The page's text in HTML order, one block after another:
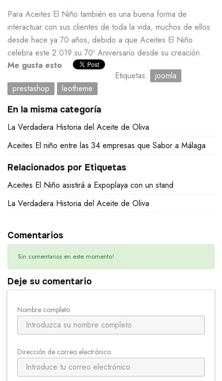
Para Aceites El Niño también es una buena forma de
interactuar con sus clientes de toda la vida, muchos de ellos
desde hace ya 70 años, debido a que Aceites El Niño
celebra este 2.019 su 70º Aniversario desde su creación.
Me gusta esto
Etiquetas:
joomla
prestashop
leotheme
En la misma categoría
La Verdadera Historia del Aceite de Oliva
Aceites El niño entre las 34 empresas que Sabor a Málaga
Relacionados por Etiquetas
Aceites El Niño asistirá a Expoplaya con un stand
La Verdadera Historia del Aceite de Oliva
Comentarios
Sin comentarios en este momento!
Deje su comentario
Nombre completo
Dirección de correo electrónico